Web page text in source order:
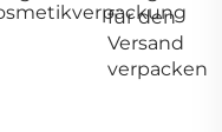
für den
Versand
verpacken